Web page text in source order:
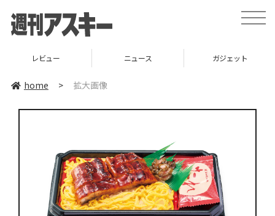
toggle
レビュー ニュース ガジェット
home > 拡大画像